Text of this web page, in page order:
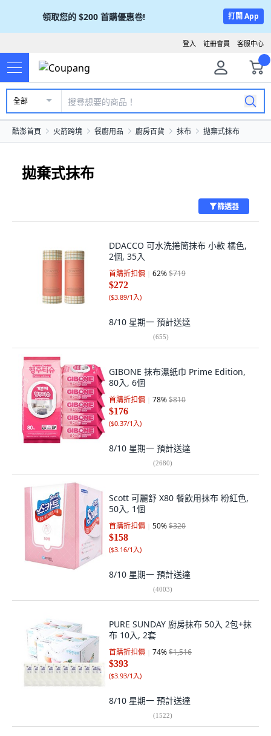
領取您的 $200 首購優惠卷! 打開 App
客服中心
註冊會員
登入
全部
酷澎首頁 火箭跨境 餐廚用品 廚房百貨 抹布 拋棄式抹布
拋棄式抹布
篩選器
DDACCO 可水洗捲筒抹布 小款 橘色,
2個, 35入
首購折扣價 62%$719
$272
($3.89/1入)
8/10 星期一 預計送達
(655)
GIBONE 抹布濕紙巾 Prime Edition,
80入, 6個
首購折扣價 78%$810
$176
($0.37/1入)
8/10 星期一 預計送達
(2680)
Scott 可麗舒 X80 餐飲用抹布 粉紅色,
50入, 1個
首購折扣價 50%$320
$158
($3.16/1入)
8/10 星期一 預計送達
(4003)
PURE SUNDAY 廚房抹布 50入 2包+抹
布 10入, 2套
首購折扣價 74%$1,516
$393
($3.93/1入)
8/10 星期一 預計送達
(1522)